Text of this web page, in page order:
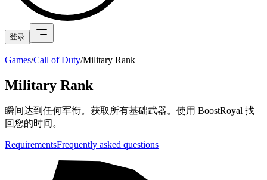
登录
Games/Call of Duty/Military Rank
Military Rank
瞬间达到任何军衔。获取所有基础武器。使用 BoostRoyal 找
回您的时间。
RequirementsFrequently asked questions